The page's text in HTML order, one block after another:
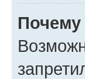
Почему